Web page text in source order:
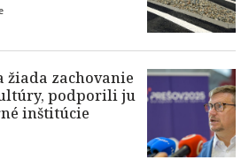
žiada zachovanie
podporili ju
inštitúcie